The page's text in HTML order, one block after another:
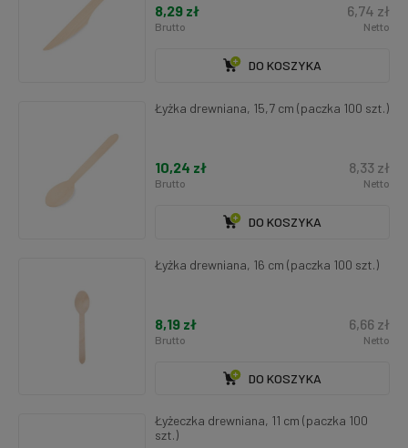
8,29 zł
Brutto
6,74 zł
Netto
DO KOSZYKA
Łyżka drewniana, 15,7 cm (paczka 100 szt.)
10,24 zł
Brutto
8,33 zł
Netto
DO KOSZYKA
Łyżka drewniana, 16 cm (paczka 100 szt.)
8,19 zł
Brutto
6,66 zł
Netto
DO KOSZYKA
Łyżeczka drewniana, 11 cm (paczka 100
szt.)